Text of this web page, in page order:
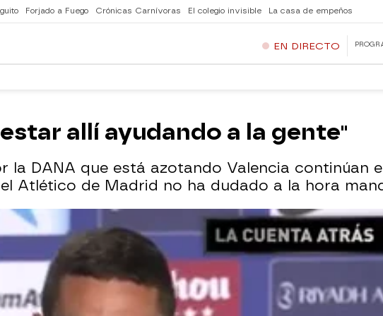
Forjado a Fuego Crónicas Carnívoras El colegio invisible La casa de empeños
EN DIRECTO
allí ayudando a la gente"
la DANA que está azotando Valencia continúan
Atlético de Madrid no ha dudado a la hora